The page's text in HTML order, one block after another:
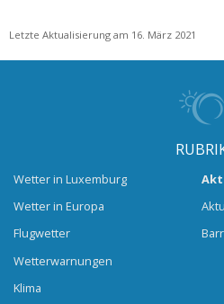
Letzte Aktualisierung am 16. März 2021
Wetter in Luxemburg
Wetter in Europa
Flugwetter
Wetterwarnungen
Klima